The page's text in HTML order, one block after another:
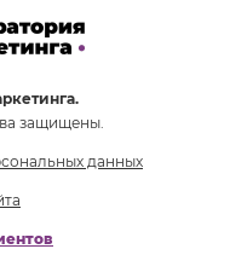
защищены.
данных